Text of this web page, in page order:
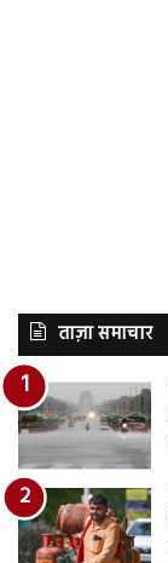
ताज़ा समाचार